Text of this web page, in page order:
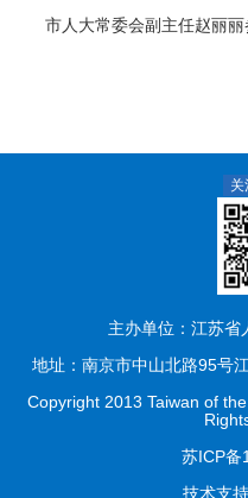
市人大常委会副主任赵丽丽
关
主办单位：江苏省
地址：南京市中山北路95号
Copyright 2013 Taiwan of
苏ICP备
技术支持